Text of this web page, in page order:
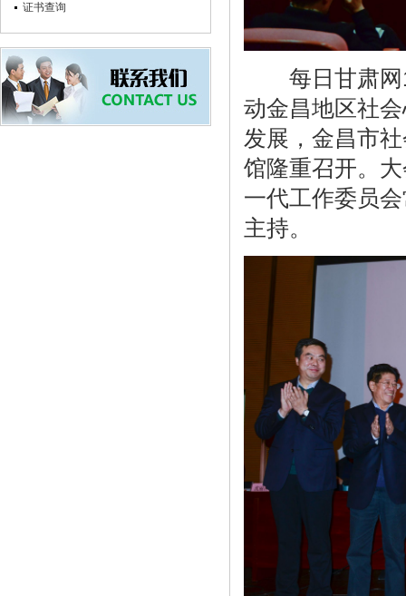
证书查询
每日甘肃网
动金昌地区社
发展，金昌市
馆隆重召开。
一代工作委员
主持。